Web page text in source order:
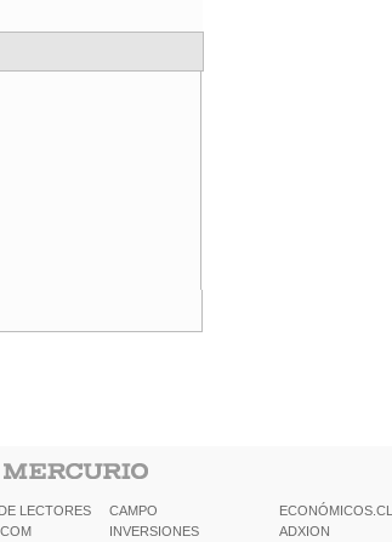
LECTORES
CAMPO
INVERSIONES
ECONÓMICOS.CL
ADXION